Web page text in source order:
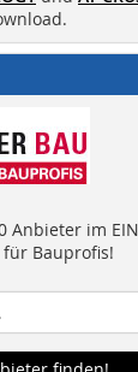
im
für Bauprofis!